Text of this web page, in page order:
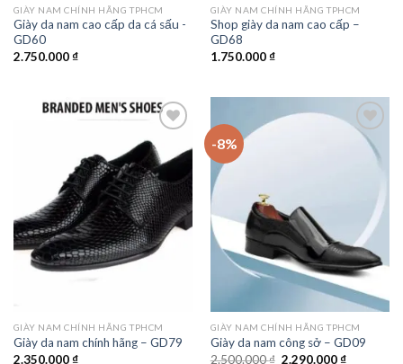
GIÀY NAM CHÍNH HÃNG TPHCM
Giày da nam cao cấp da cá sấu -
GD60
2.750.000₫
GIÀY NAM CHÍNH HÃNG TPHCM
Shop giày da nam cao cấp –
GD68
1.750.000₫
Add to
wishlist
GIÀY NAM CHÍNH HÃNG TPHCM
Giày da nam chính hãng – GD79
2.350.000₫
-8%
GIÀY NAM CHÍNH HÃNG TPHCM
Giày da nam công sở – GD09
2.500.000₫ Giá
2.290.000₫Giá